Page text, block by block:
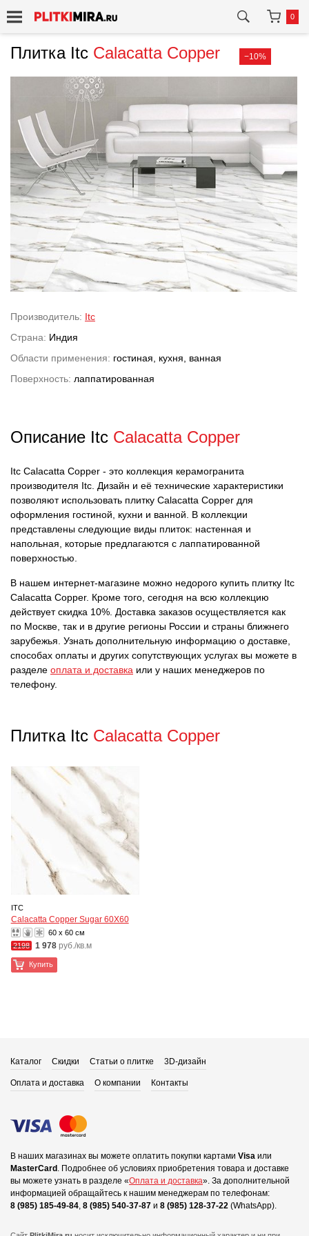
0
Плитка Itc Calacatta Copper −10%
Производитель: Itc
Страна: Индия
Области применения: гостиная, кухня, ванная
Поверхность: лаппатированная
Описание Itc Calacatta Copper
Itc Calacatta Copper - это коллекция керамогранита
производителя Itc. Дизайн и её технические характеристики
позволяют использовать плитку Calacatta Copper для
оформления гостиной, кухни и ванной. В коллекции
представлены следующие виды плиток: настенная и
напольная, которые предлагаются с лаппатированной
поверхностью.
В нашем интернет-магазине можно недорого купить плитку Itc
Calacatta Copper. Кроме того, сегодня на всю коллекцию
действует скидка 10%. Доставка заказов осуществляется как
по Москве, так и в другие регионы России и страны ближнего
зарубежья. Узнать дополнительную информацию о доставке,
способах оплаты и других сопутствующих услугах вы можете в
разделе оплата и доставка или у наших менеджеров по
телефону.
Плитка Itc Calacatta Copper
ITC
Calacatta Copper Sugar 60X60
60 x 60 см
2198 1 978 руб./кв.м
Купить
Каталог Скидки Статьи о плитке 3D-дизайн
Оплата и доставка О компании Контакты
В наших магазинах вы можете оплатить покупки картами Visa или
MasterCard . Подробнее об условиях приобретения товара и доставке
вы можете узнать в разделе «Оплата и доставка». За дополнительной
информацией обращайтесь к нашим менеджерам по телефонам:
8 (985) 185-49-84, 8 (985) 540-37-87 и 8 (985) 128-37-22 (WhatsApp).